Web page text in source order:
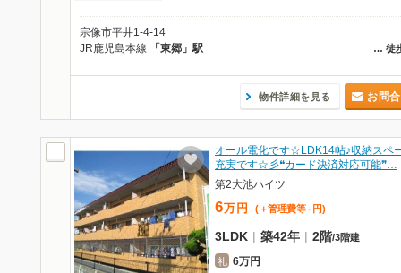
宗像市平井1-4-14
… 徒
JR鹿児島本線 「東郷」駅
物件詳細を見る お問
オール電化です☆LDK14帖♪収納スペ
充実です☆彡❝カード決済対応可能❞…
第2大池ハイツ
6万 円 (＋管理費等 - 円)
3LDK | 築42年 | 2階/3階建
礼 6万円